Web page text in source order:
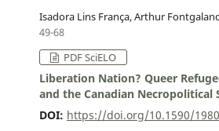
Isadora Lins França, Arthur
49-68
PDF SciELO
Liberation Nation? Queer
and the Canadian Necropolitical
DOI: https://doi.org/10.1590/